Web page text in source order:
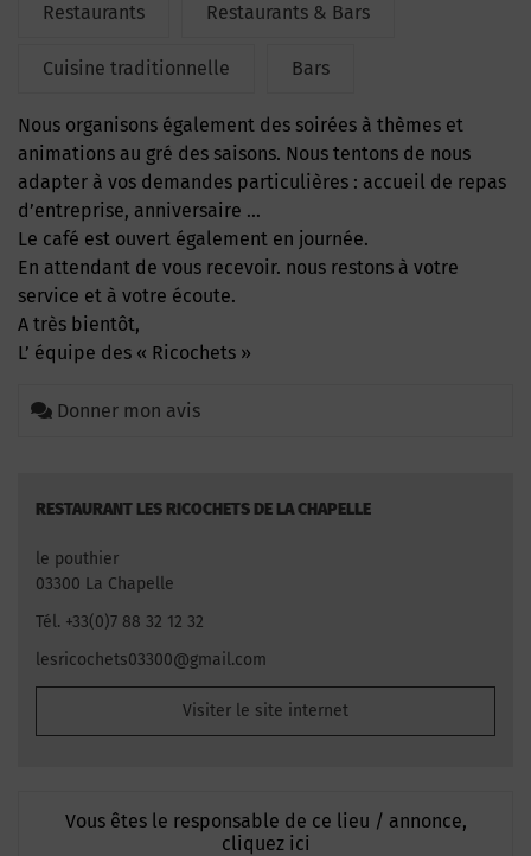
Restaurants Restaurants & Bars
Cuisine traditionnelle Bars
Nous organisons également des soirées à thèmes et
animations au gré des saisons. Nous tentons de nous
adapter à vos demandes particulières : accueil de repas
d’entreprise, anniversaire …
Le café est ouvert également en journée.
En attendant de vous recevoir. nous restons à votre
service et à votre écoute.
A très bientôt,
L’ équipe des « Ricochets »
Donner mon avis
RESTAURANT LES RICOCHETS DE LA CHAPELLE
le pouthier
03300 La Chapelle
Tél. +33(0)7 88 32 12 32
lesricochets03300@gmail.com
Visiter le site internet
Vous êtes le responsable de ce lieu / annonce,
cliquez ici